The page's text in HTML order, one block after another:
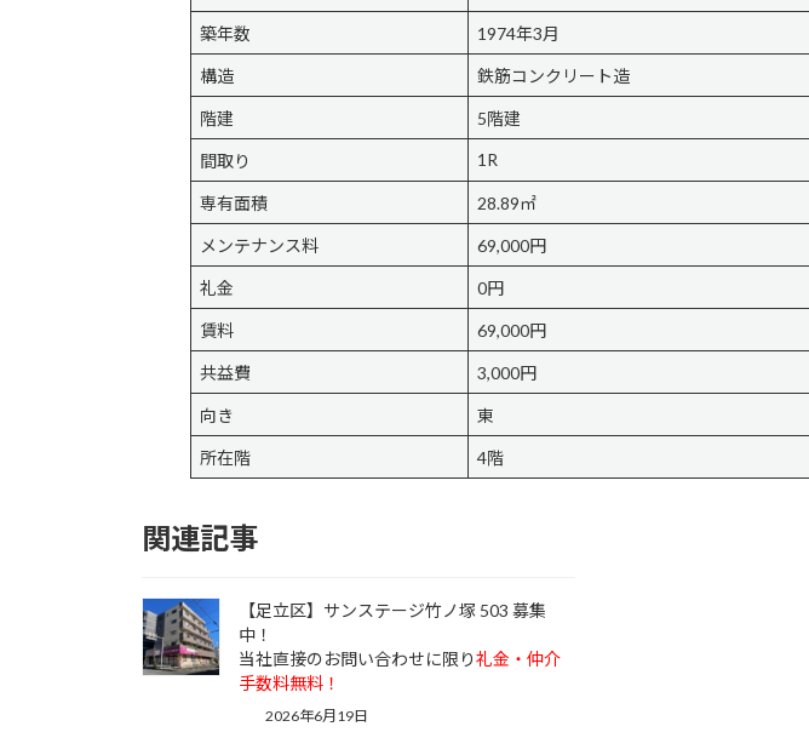
築年数 1974年3月
構造 鉄筋コンクリート造
階建 5階建
間取り 1R
専有面積 28.89㎡
メンテナンス料 69,000円
礼金 0円
賃料 69,000円
共益費 3,000円
向き 東
所在階 4階
関連記事
【足立区】サンステージ竹ノ塚 503 募集
中！
当社直接のお問い合わせに限り礼金・仲介
手数料無料！
2026年6月19日